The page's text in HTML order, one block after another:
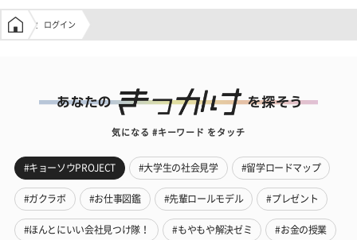
学生の窓口トップ
ログイン
気になる #キーワード をタッチ
#キョーソウPROJECT #大学生の社会見学 #留学ロードマップ
#ガクラボ #お仕事図鑑 #先輩ロールモデル #プレゼント
#ほんとにいい会社見つけ隊！ #もやもや解決ゼミ #お金の授業